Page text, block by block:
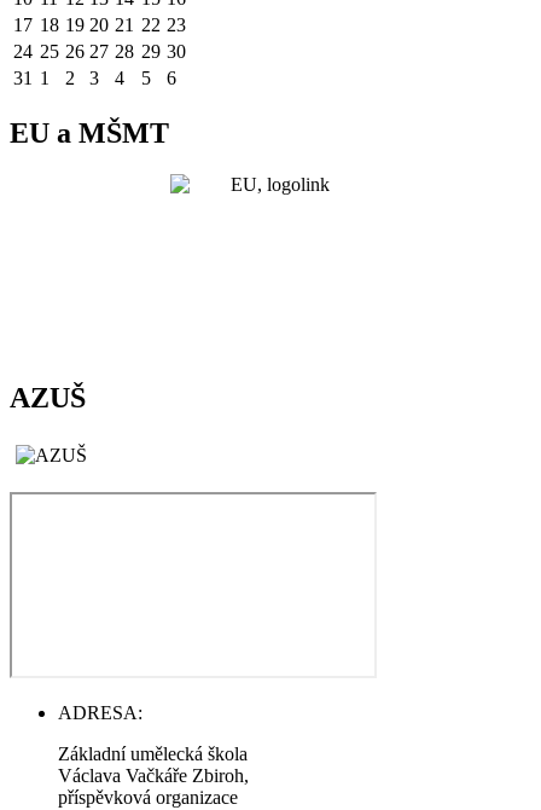
17 18 19 20 21 22 23
24 25 26 27 28 29 30
31 1 2 3 4 5 6
EU a MŠMT
AZUŠ
ADRESA:
Základní umělecká škola
Václava Vačkáře Zbiroh,
příspěvková organizace